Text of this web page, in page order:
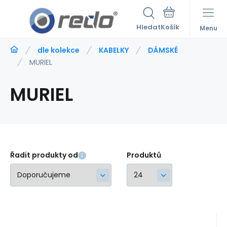
Hledat Menu
dle kolekce KABELKY
DÁMSKÉ
MURIEL
MURIEL
Řadit produkty od Produktů